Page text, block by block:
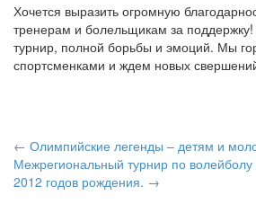
Хочется выразить огромную
тренерам и болельщикам за
турнир, полной борьбы и эмоций. Мы
спортсменками и ждем новых
Навигация
по
← Олимпийские легенды – детям и
Межрегиональный турнир по
2012 годов рождения. →